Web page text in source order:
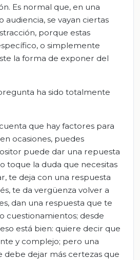
Es normal que, en una
audiencia, se vayan ciertas
porque estas
o simplemente
la forma de exponer del
ha sido totalmente
que hay factores para
ocasiones, puedes
puede dar una repuesta
toque la duda que necesitas
te deja con una respuesta
te da vergüenza volver a
dan una respuesta que te
cuestionamientos; desde
está bien: quiere decir que
y complejo; pero una
debe dejar más certezas que